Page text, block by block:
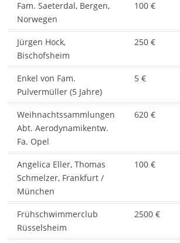
Fam. Saeterdal, Bergen,
Norwegen
100 €
Jürgen Hock,
Bischofsheim
250 €
Enkel von Fam.
Pulvermüller (5 Jahre)
5 €
Weihnachtssammlungen
Abt. Aerodynamikentw.
Fa. Opel
620 €
Angelica Eller, Thomas
Schmelzer, Frankfurt /
München
100 €
Frühschwimmerclub
Rüsselsheim
2500 €